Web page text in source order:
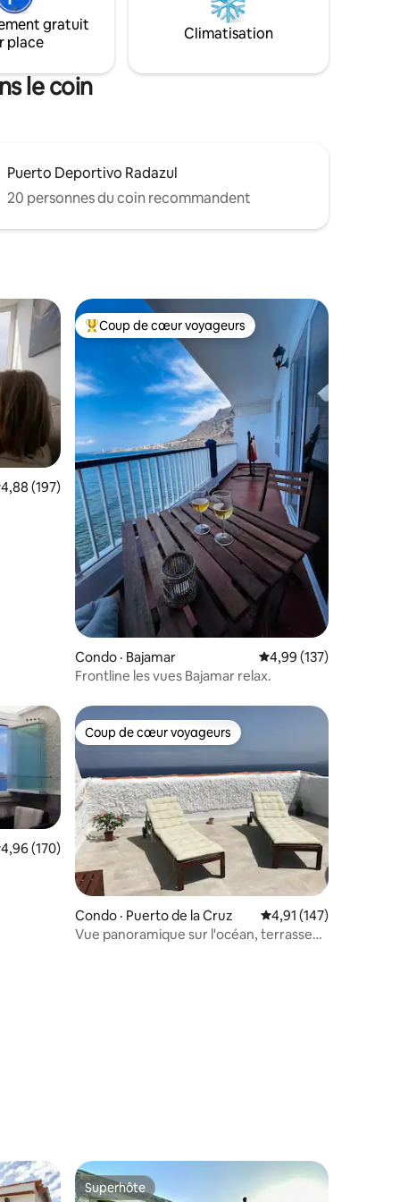
aux
extérieurs pour le plaisir et toutes sortes
de détails dans cet environnement rural
et de repos uniques.
gratuit
place
Climatisation
le coin
Puerto Deportivo Radazul
20 personnes du coin recommandent
moyenne de 4,88 sur 5, 197 commentaires
4,88 (197)
Coup de cœur voyageurs parmi les plus aimés
Coup de cœur voyageurs
Condo · Bajamar Note moyenne de
4,99 (137)
Frontline les vues Bajamar relax.
plus aimés
moyenne de 4,96 sur 5, 170 commentaires
4,96 (170)
Coup de cœur voyageurs
Coup de cœur voyageurs
Condo · Puerto de la Cruz Note moyenne de
4,91 (147)
Vue panoramique sur l'océan, terrasse
Superhôte
Superhôte